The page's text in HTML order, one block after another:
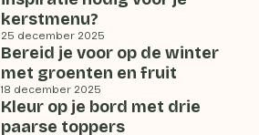
kerstmenu?
25 december 2025
Bereid je voor op de winter
met groenten en fruit
18 december 2025
Kleur op je bord met drie
paarse toppers